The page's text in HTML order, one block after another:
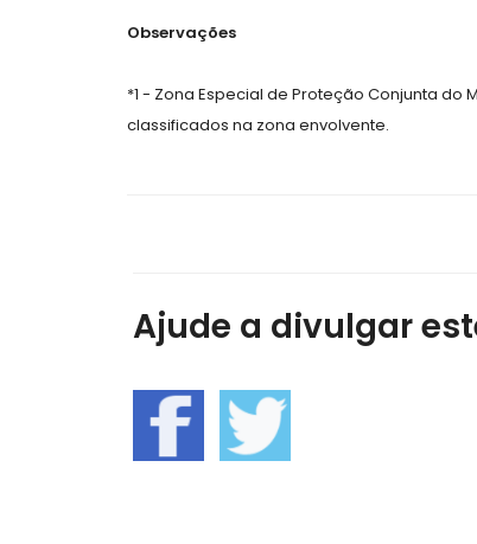
Observações
*1 - Zona Especial de Proteção Conjunta do
classificados na zona envolvente.
Ajude a divulgar